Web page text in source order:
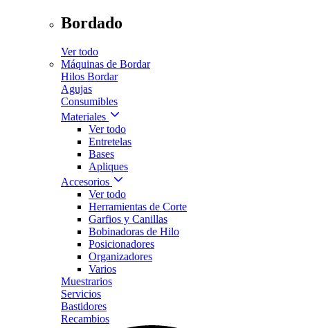
Bordado
Ver todo
Máquinas de Bordar
Hilos Bordar
Agujas
Consumibles
Materiales
Ver todo
Entretelas
Bases
Apliques
Accesorios
Ver todo
Herramientas de Corte
Garfios y Canillas
Bobinadoras de Hilo
Posicionadores
Organizadores
Varios
Muestrarios
Servicios
Bastidores
Recambios